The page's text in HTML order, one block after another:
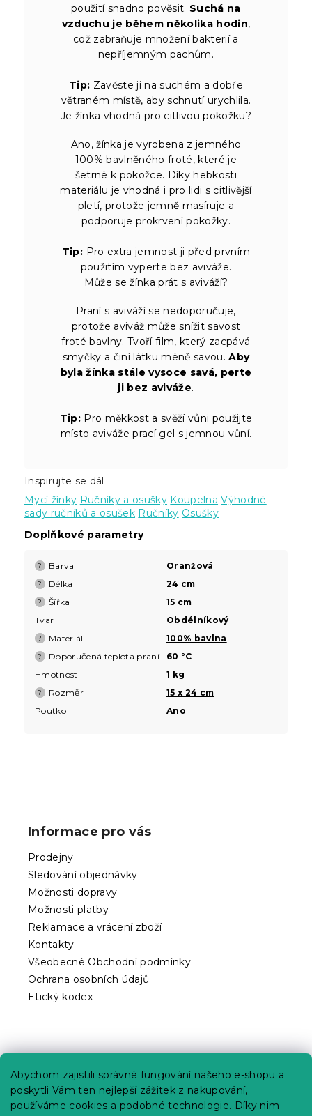
Abychom zajistili správné fungování našeho e-shopu a
poskytli Vám ten nejlepší zážitek z nakupování,
používáme cookies a podobné technologie. Díky nim
použití snadno pověsit. Suchá na
vzduchu je během několika hodin,
což zabraňuje množení bakterií a
nepříjemným pachům.
Tip: Zavěste ji na suchém a dobře
větraném místě, aby schnutí urychlila.
Je žínka vhodná pro citlivou pokožku?
Ano, žínka je vyrobena z jemného
100% bavlněného froté, které je
šetrné k pokožce. Díky hebkosti
materiálu je vhodná i pro lidi s citlivější
pletí, protože jemně masíruje a
podporuje prokrvení pokožky.
Tip: Pro extra jemnost ji před prvním
použitím vyperte bez aviváže.
Může se žínka prát s aviváží?
Praní s aviváží se nedoporučuje,
protože aviváž může snížit savost
froté bavlny. Tvoří film, který zacpává
smyčky a činí látku méně savou.Aby
byla žínka stále vysoce savá, perte
ji bez aviváže.
Tip: Pro měkkost a svěží vůni použijte
místo aviváže prací gel s jemnou vůní.
Inspirujte se dál
Mycí žínky Ručníky a osušky Koupelna Výhodné
sady ručníků a osušek Ručníky Osušky
Doplňkové parametry
? Barva Oranžová
? Délka 24 cm
? Šířka
15 cm
Tvar
Obdélníkový
? Materiál 100% bavlna
? Doporučená teplota praní
60 °C
Hmotnost
1 kg
? Rozměr
15 x 24 cm
Poutko
Ano
Informace pro vás
Prodejny
Sledování objednávky
Možnosti dopravy
Možnosti platby
Reklamace a vrácení zboží
Kontakty
Všeobecné Obchodní podmínky
Ochrana osobních údajů
Etický kodex
Kariéra
Poptávky a B2B spolupráce